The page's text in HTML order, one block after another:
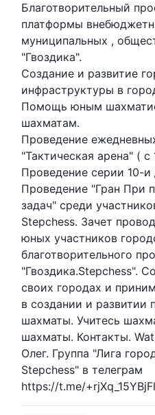
Благотворительный
платформы
муниципальных ,
"Гвоздика".
Создание и развитие
инфраструктуры в
Помощь юным
шахматам.
Проведение
"Тактическая арена" (
Проведение серии 10-и
Проведение "Гран При
задач" среди
Stepchess. Зачет
юных участников
благотворительного
"Гвоздика.Stepchess".
своих городах и
в создании и развитии
шахматы. Учитесь
шахматы. Контакты.
Олег. Группа "Лига
Stepchess" в телеграм
https://t.me/